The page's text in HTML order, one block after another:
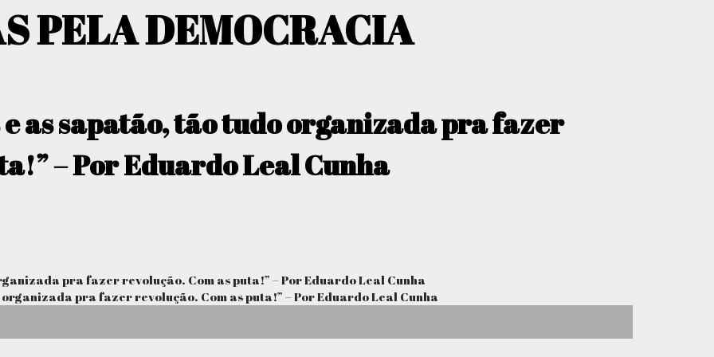
PELA DEMOCRACIA
e as sapatão, tão tudo organizada pra fazer
– Por Eduardo Leal Cunha
pra fazer revolução. Com as puta!” – Por Eduardo Leal Cunha